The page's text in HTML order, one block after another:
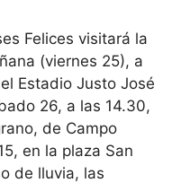
Felices visitará la
(viernes 25), a
Estadio Justo José
26, a las 14.30,
de Campo
en la plaza San
de lluvia, las